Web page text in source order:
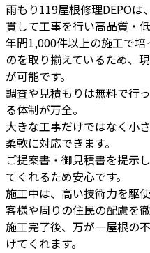
雨もり119屋根修理DEPO
貫して工事を行い高品質・
年間1,000件以上の施工で
のを取り揃えているため、
が可能です。
調査や見積もりは無料で行
る体制が万全。
大きな工事だけではなく小
柔軟に対応できます。
ご提案書・御見積書を提示
てくれるため安心です。
施工中は、高い技術力を駆
客様や周りの住民の配慮を徹
施工完了後、万が一屋根の
けてくれます。